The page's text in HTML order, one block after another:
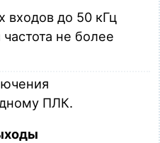
входов до 50 кГц
не более
ПЛК.